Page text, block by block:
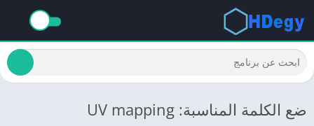
ضع الكلمة المناسبة: UV mapping